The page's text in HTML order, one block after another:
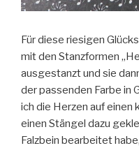
Für diese riesigen
mit den Stanzformen
ausgestanzt und sie
der passenden Farbe in
ich die Herzen auf einen
einen Stängel dazu
Falzbein bearbeitet